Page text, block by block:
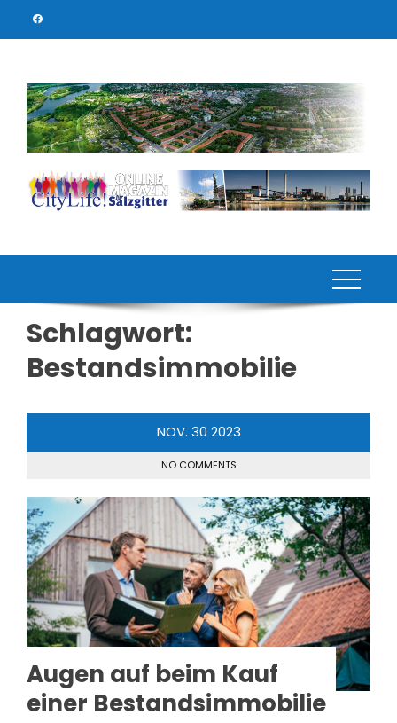
Schlagwort:
Bestandsimmobilie
NOV. 30 2023
NO COMMENTS
Augen auf beim Kauf
einer Bestandsimmobilie